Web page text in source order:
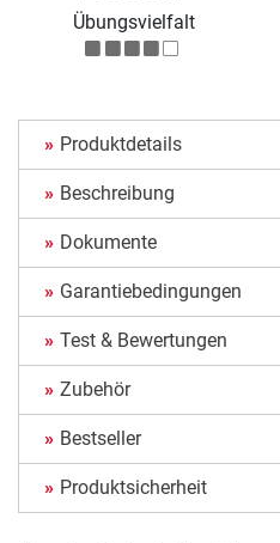
Übungsvielfalt
Produktdetails
Beschreibung
Dokumente
Garantiebedingungen
Test & Bewertungen
Zubehör
Bestseller
Produktsicherheit